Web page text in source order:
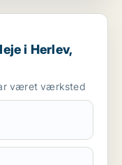
Gladsaxe eller Farum
i Herlev,
været værksted